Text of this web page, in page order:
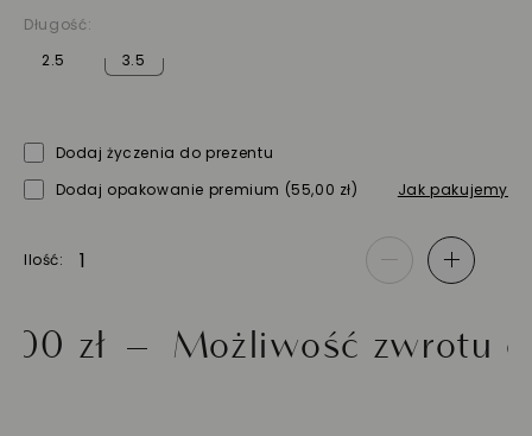
Długość:
2.5
3.5
Dodaj życzenia do prezentu
Dodaj opakowanie premium (55,00 zł) Jak pakujemy
Ilość - +
Możliwość zwrotu do